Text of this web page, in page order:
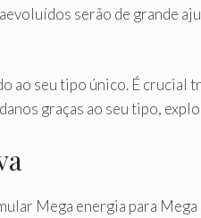
serão de grande
seu tipo único. É crucial
graças ao seu tipo,
Mega energia para